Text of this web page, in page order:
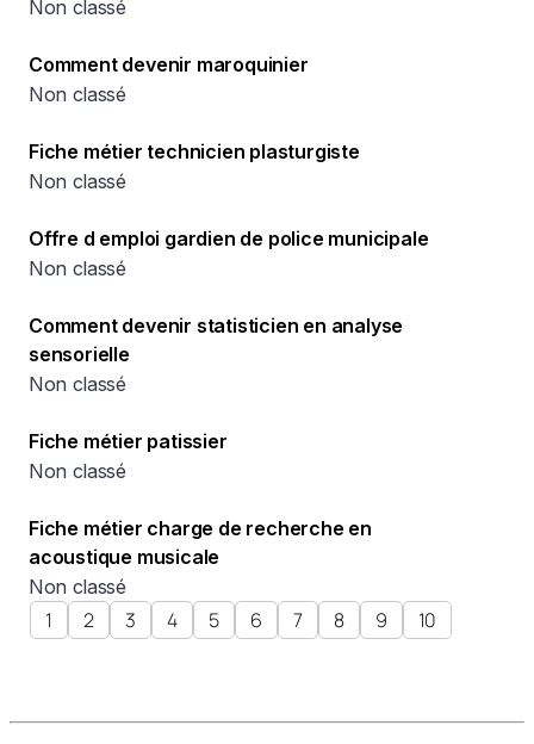
Non classé
Comment devenir maroquinier
Non classé
Fiche métier technicien plasturgiste
Non classé
Offre d emploi gardien de police municipale
Non classé
Comment devenir statisticien en analyse
sensorielle
Non classé
Fiche métier patissier
Non classé
Fiche métier charge de recherche en
acoustique musicale
Non classé
1 2 3 4 5 6 7 8 9 10